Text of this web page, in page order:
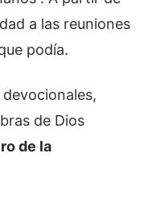
a las reuniones
podía.
de Dios
de la